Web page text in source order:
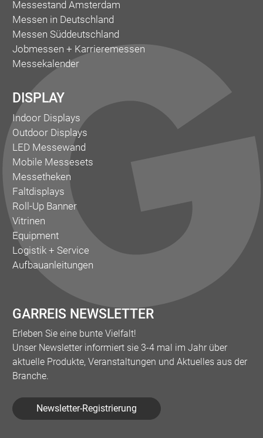
Messestand Amsterdam
Messen in Deutschland
Messen Süddeutschland
Jobmessen + Karrieremessen
Messekalender
DISPLAY
Indoor Displays
Outdoor Displays
LED Messewand
Mobile Messesets
Messetheken
Faltdisplays
Roll-Up Banner
Vitrinen
Equipment
Logistik + Service
Aufbauanleitungen
GARREIS NEWSLETTER
Erleben Sie eine bunte Vielfalt!
Unser Newsletter informiert sie 3-4 mal im Jahr über
aktuelle Produkte, Veranstaltungen und Aktuelles aus der
Branche.
Newsletter-Registrierung